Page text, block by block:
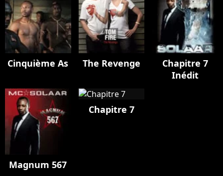
Cinquième As The Revenge
Chapitre 7
Inédit
Magnum 567
Chapitre 7